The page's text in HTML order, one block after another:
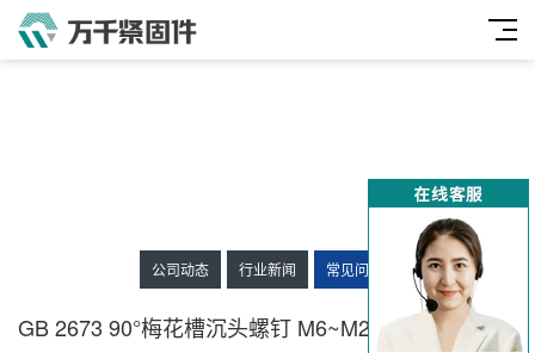
公司动态 行业新闻 常见问题
GB 2673 90°梅花槽沉头螺钉 M6~M20